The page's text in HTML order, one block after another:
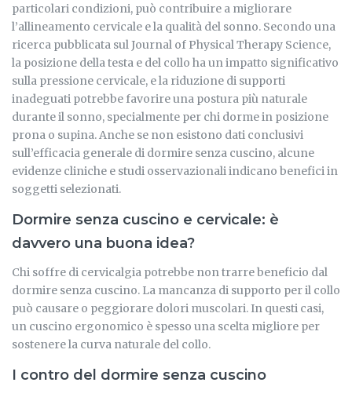
particolari condizioni, può contribuire a migliorare
l’allineamento cervicale e la qualità del sonno. Secondo una
ricerca pubblicata sul Journal of Physical Therapy Science,
la posizione della testa e del collo ha un impatto significativo
sulla pressione cervicale, e la riduzione di supporti
inadeguati potrebbe favorire una postura più naturale
durante il sonno, specialmente per chi dorme in posizione
prona o supina. Anche se non esistono dati conclusivi
sull’efficacia generale di dormire senza cuscino, alcune
evidenze cliniche e studi osservazionali indicano benefici in
soggetti selezionati.
Dormire senza cuscino e cervicale: è
davvero una buona idea?
Chi soffre di cervicalgia potrebbe non trarre beneficio dal
dormire senza cuscino. La mancanza di supporto per il collo
può causare o peggiorare dolori muscolari. In questi casi,
un cuscino ergonomico è spesso una scelta migliore per
sostenere la curva naturale del collo.
I contro del dormire senza cuscino